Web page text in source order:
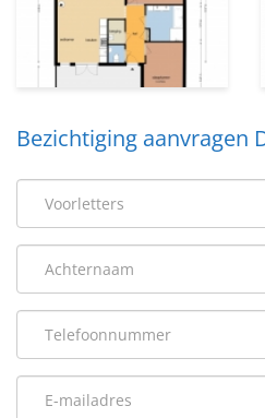
Bezichtiging aanvragen